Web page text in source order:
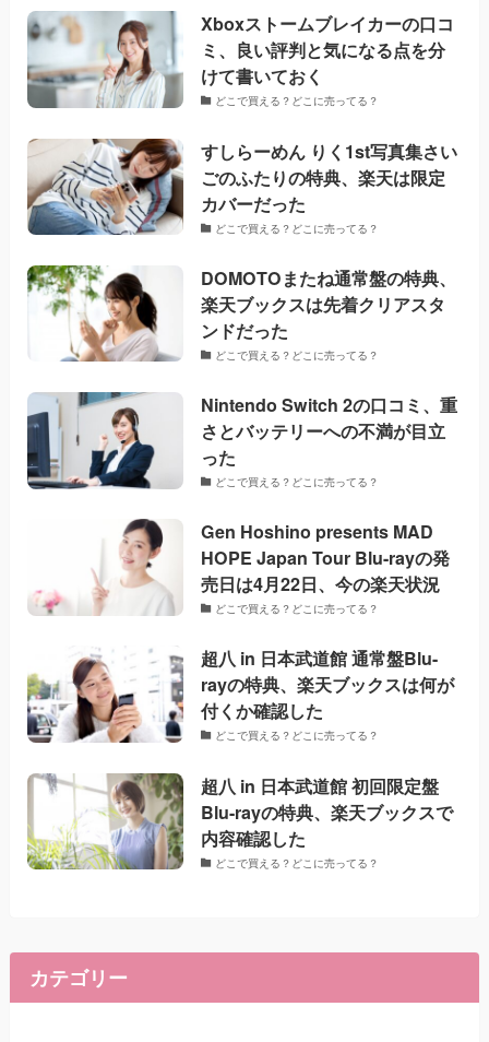
Xboxストームブレイカーの口コ
ミ、良い評判と気になる点を分
けて書いておく
どこで買える？どこに売ってる？
すしらーめん りく1st写真集さい
ごのふたりの特典、楽天は限定
カバーだった
どこで買える？どこに売ってる？
DOMOTOまたね通常盤の特典、
楽天ブックスは先着クリアスタ
ンドだった
どこで買える？どこに売ってる？
Nintendo Switch 2の口コミ、重
さとバッテリーへの不満が目立
った
どこで買える？どこに売ってる？
Gen Hoshino presents MAD
HOPE Japan Tour Blu-rayの発
売日は4月22日、今の楽天状況
どこで買える？どこに売ってる？
超八 in 日本武道館 通常盤Blu-
rayの特典、楽天ブックスは何が
付くか確認した
どこで買える？どこに売ってる？
超八 in 日本武道館 初回限定盤
Blu-rayの特典、楽天ブックスで
内容確認した
どこで買える？どこに売ってる？
カテゴリー